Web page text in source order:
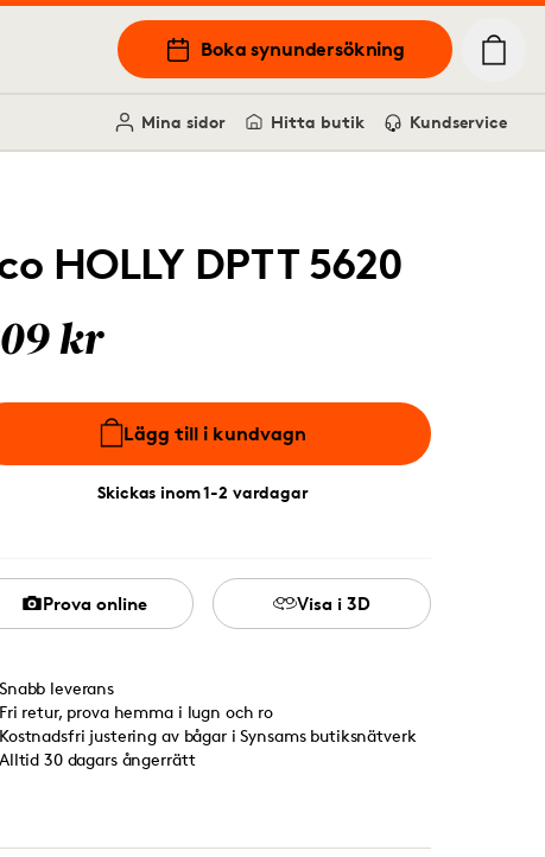
Boka synundersökning
Mina sidor Hitta butik Kundservice
HOLLY DPTT 5620
kr
Lägg till i kundvagn
Skickas inom 1-2 vardagar
Prova online Visa i 3D
Snabb leverans
Fri retur, prova hemma i lugn och ro
Kostnadsfri justering av bågar i Synsams butiksnätverk
Alltid 30 dagars ångerrätt